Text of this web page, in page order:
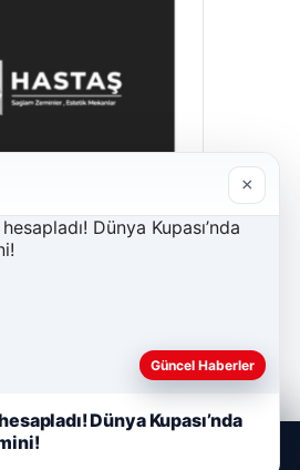
Club
×
Güncel Haberler
Dünya Kupası’nda